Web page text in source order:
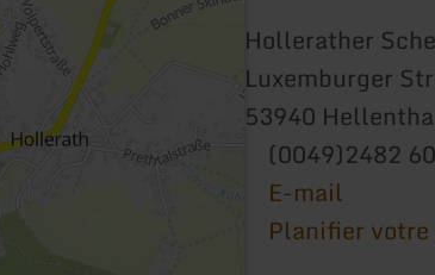
Hollerather
Luxemburger
53940
(0049)2482
E-mail
Planifier